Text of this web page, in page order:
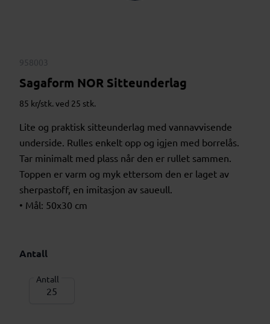
958003
Sagaform NOR Sitteunderlag
85 kr/stk. ved 25 stk.
Lite og praktisk sitteunderlag med vannavvisende
underside. Rulles enkelt opp og igjen med borrelås.
Tar minimalt med plass når den er rullet sammen.
Toppen er varm og myk ettersom den er laget av
sherpastoff, en imitasjon av saueull.
• Mål: 50x30 cm
Antall
Antall